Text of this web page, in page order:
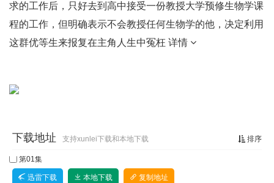
求的工作后，只好去到高中接受一份教授大学预修生物学课
程的工作，但明确表示不会教授任何生物学的他，决定利用
这群优等生来报复在主角人生中冤枉 详情
排序
下载地址 支持xunlei下载和本地下载
第01集
迅雷下载 本地下载 复制地址